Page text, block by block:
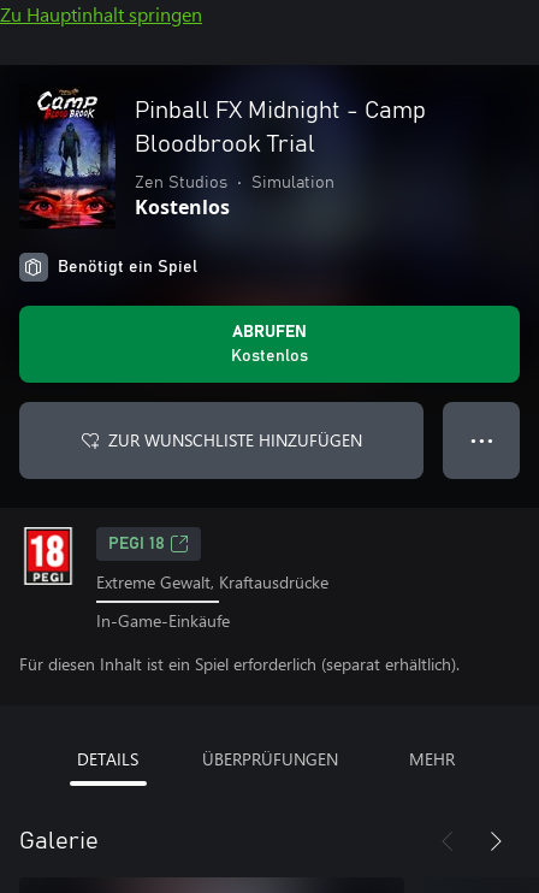
Zu Hauptinhalt springen
Pinball FX Midnight - Camp
Bloodbrook Trial
Zen Studios • Simulation
Kostenlos
Benötigt ein Spiel
ABRUFEN
Kostenlos
ZUR WUNSCHLISTE HINZUFÜGEN ● ● ●
PEGI 18
Extreme Gewalt, Kraftausdrücke
In-Game-Einkäufe
Für diesen Inhalt ist ein Spiel erforderlich (separat erhältlich).
DETAILS ÜBERPRÜFUNGEN MEHR
Galerie